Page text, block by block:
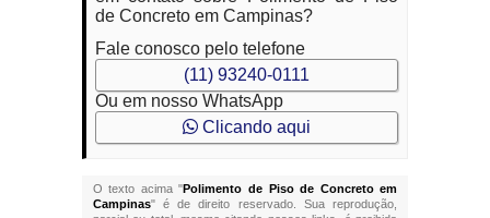
de Concreto em Campinas?
Fale conosco pelo telefone
(11) 93240-0111
Ou em nosso WhatsApp
Clicando aqui
O texto acima "Polimento de Piso de Concreto em
Campinas" é de direito reservado. Sua reprodução,